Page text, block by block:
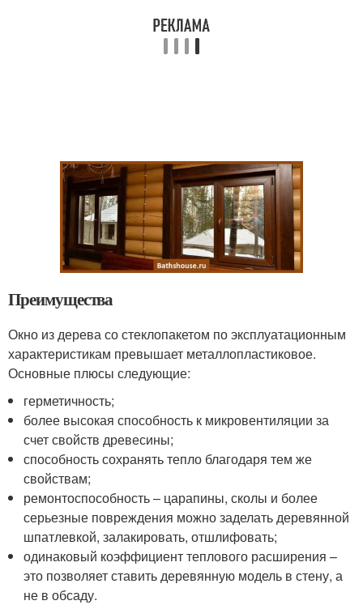
Преимущества
Окно из дерева со стеклопакетом по эксплуатационным
характеристикам превышает металлопластиковое.
Основные плюсы следующие:
герметичность;
более высокая способность к микровентиляции за
счет свойств древесины;
способность сохранять тепло благодаря тем же
свойствам;
ремонтоспособность – царапины, сколы и более
серьезные повреждения можно заделать деревянной
шпатлевкой, залакировать, отшлифовать;
одинаковый коэффициент теплового расширения –
это позволяет ставить деревянную модель в стену, а
не в обсаду.